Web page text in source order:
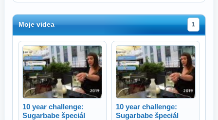
Moje videa 1
10 year challenge:
Sugarbabe špeciál
10 year challenge:
Sugarbabe špeciál